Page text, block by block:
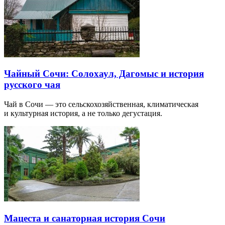
Чайный Сочи: Солохаул, Дагомыс и история
русского чая
Чай в Сочи — это сельскохозяйственная, климатическая
и культурная история, а не только дегустация.
Мацеста и санаторная история Сочи